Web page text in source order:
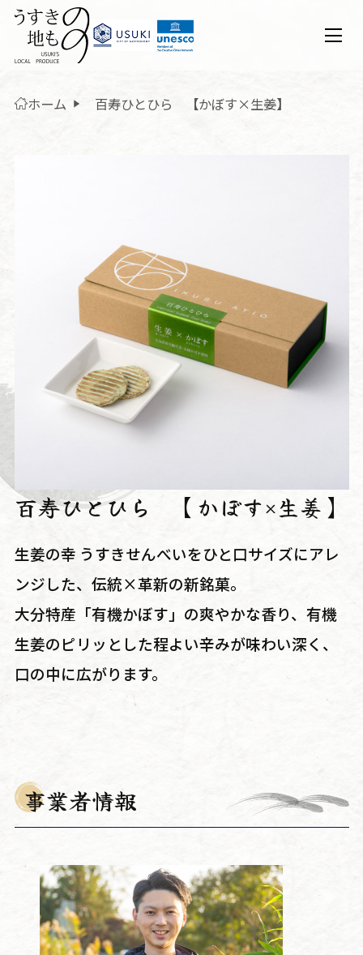
ホーム 百寿ひとひら 【かぼす×生姜】
百寿ひとひら 【かぼす×生姜】
生姜の幸 うすきせんべいをひと口サイズにアレ
ンジした、伝統×革新の新銘菓。
大分特産「有機かぼす」の爽やかな香り、有機
生姜のピリッとした程よい辛みが味わい深く、
口の中に広がります。
事業者情報